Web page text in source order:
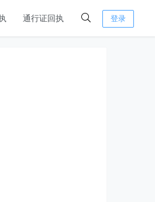
通行证回执 登录